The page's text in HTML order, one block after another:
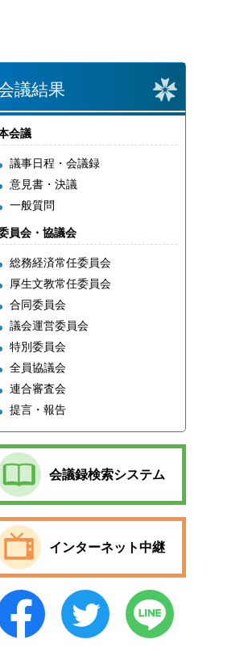
議結果
会議
議事日程・会議録
意見書・決議
一般質問
員会・協議会
総務経済常任委員会
厚生文教常任委員会
合同委員会
議会運営委員会
特別委員会
全員協議会
連合審査会
提言・報告
会議録検索システム
インターネット中継